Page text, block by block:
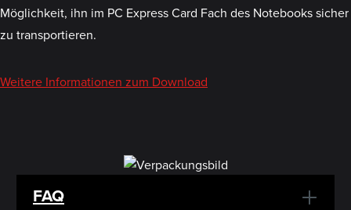
Möglichkeit, ihn im PC Express Card Fach des Notebooks sicher
zu transportieren.
Weitere Informationen zum Download
FAQ